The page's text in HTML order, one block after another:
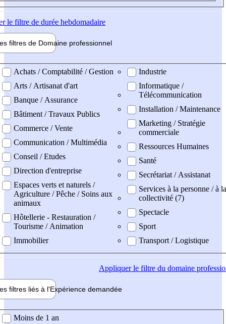
le filtre de durée hebdomadaire
filtres de Domaine professionnel
professionel
Achats / Comptabilité / Gestion
Arts / Artisanat d'art
Banque / Assurance
Bâtiment / Travaux Publics
Commerce / Vente
Communication / Multimédia
Conseil / Etudes
Direction d'entreprise
Espaces verts et naturels /
Agriculture / Pêche / Soins aux
animaux
Hôtellerie - Restauration /
Tourisme / Animation
Immobilier
Industrie
Informatique /
Télécommunication
Installation / Maintenance
Marketing / Stratégie
commerciale
Ressources Humaines
Santé
Secrétariat / Assistanat
Services à la personne / à la
collectivité (7)
Spectacle
Sport
Transport / Logistique
Appliquerle filtre du domaine
filtres liés à l'Expérience demandée
demandée
Moins de 1 an